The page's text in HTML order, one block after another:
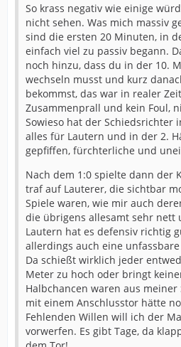
So krass negativ wie einige
nicht sehen. Was mich massiv
sind die ersten 20 Minuten, in
einfach viel zu passiv begann.
noch hinzu, dass du in der 10.
wechseln musst und kurz
bekommst, das war in realer
Zusammenprall und kein Foul,
Sowieso hat der Schiedsrichter
alles für Lautern und in der 2.
gepfiffen, fürchterliche und
Nach dem 1:0 spielte dann der
traf auf Lauterer, die sichtbar
Spiele waren, wie mir auch
die übrigens allesamt sehr nett
Lautern hat es defensiv richtig
allerdings auch eine
Da schießt wirklich jeder
Meter zu hoch oder bringt
Halbchancen waren aus
mit einem Anschlusstor hätte
Fehlenden Willen will ich der
vorwerfen. Es gibt Tage, da